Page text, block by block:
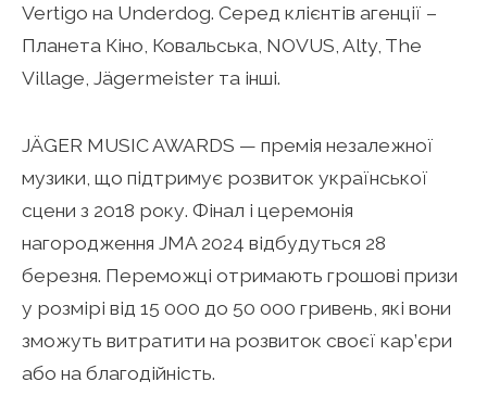
Vertigo на Underdog. Серед клієнтів агенції –
Планета Кіно, Ковальська, NOVUS, Alty, The
Village, Jägermeister та інші.
JÄGER MUSIC AWARDS — премія незалежної
музики, що підтримує розвиток української
сцени з 2018 року. Фінал і церемонія
нагородження JMA 2024 відбудуться 28
березня. Переможці отримають грошові призи
у розмірі від 15 000 до 50 000 гривень, які вони
зможуть витратити на розвиток своєї кар’єри
або на благодійність.